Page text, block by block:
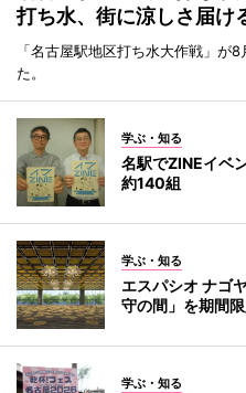
打ち水、街に涼しさ届け
「名古屋駅地区打ち水大作戦」が
た。
学ぶ・知る
名駅でZINEイベ
約140組
学ぶ・知る
エスパシオ ナゴ
守の間」を期間
学ぶ・知る